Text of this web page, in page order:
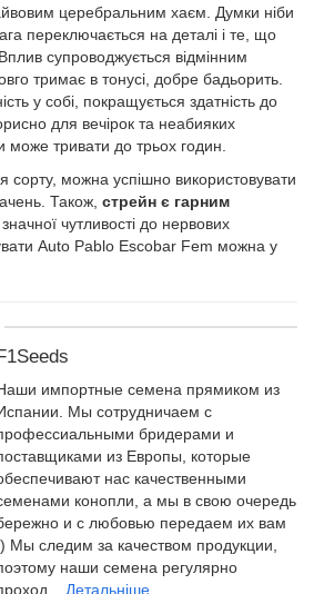
церебральним хаєм. Думки ніби
переключається на деталі і те, що
супроводжується відмінним
тримає в тонусі, добре бадьорить.
у собі, покращується здатність до
для вечірок та неабияких
може тривати до трьох годин.
сорту, можна успішно використовувати
Також, стрейн є гарним
значної чутливості до нервових
Auto Pablo Escobar Fem можна у
импортные семена прямиком из
Мы сотрудничаем с
бридерами и
из Европы, которые
нас качественными
конопли, а мы в свою очередь
и с любовью передаем их вам
Мы следим за качеством продукции,
наши семена регулярно
Детальніше...